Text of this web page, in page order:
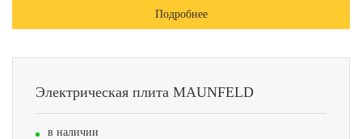
Подробнее
Электрическая плита MAUNFELD
в наличии